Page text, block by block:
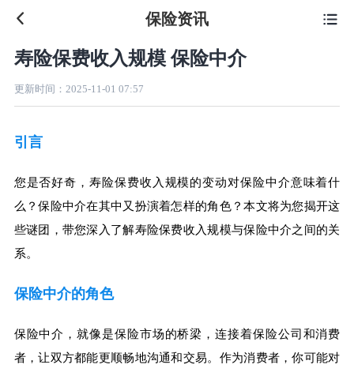
 保险资讯
寿险保费收入规模 保险中介
更新时间： 2025-11-01 07:57
引言
您是否好奇，寿险保费收入规模的变动对保险中介意味着什
么？保险中介在其中又扮演着怎样的角色？本文将为您揭开这
些谜团，带您深入了解寿险保费收入规模与保险中介之间的关
系。
保险中介的角色
保险中介，就像是保险市场的桥梁，连接着保险公司和消费
者，让双方都能更顺畅地沟通和交易。作为消费者，你可能对